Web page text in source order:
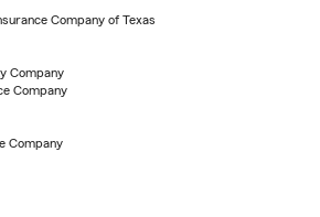
Company of Texas
Company
Company
Company